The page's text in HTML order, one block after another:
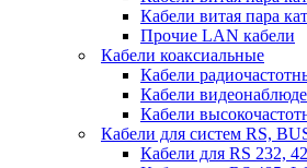
Кабели витая пара
Прочие LAN кабели
Кабели коаксиальные
Кабели
Кабели
Кабели
Кабели для систем RS,
Кабели для RS 232,